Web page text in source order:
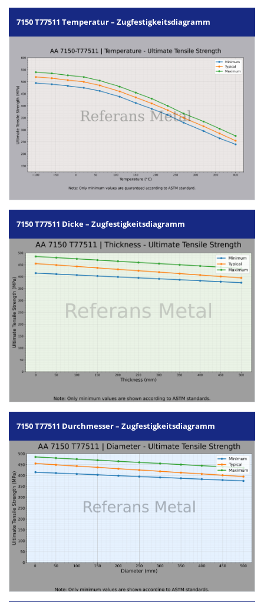
7150 T77511 Temperatur – Zugfestigkeitsdiagramm
7150 T77511 Dicke – Zugfestigkeitsdiagramm
7150 T77511 Durchmesser – Zugfestigkeitsdiagramm